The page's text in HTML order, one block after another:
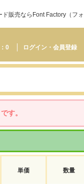
販売ならFont Factory（フォ
0 ログイン・会員登録
す。
単価 数量